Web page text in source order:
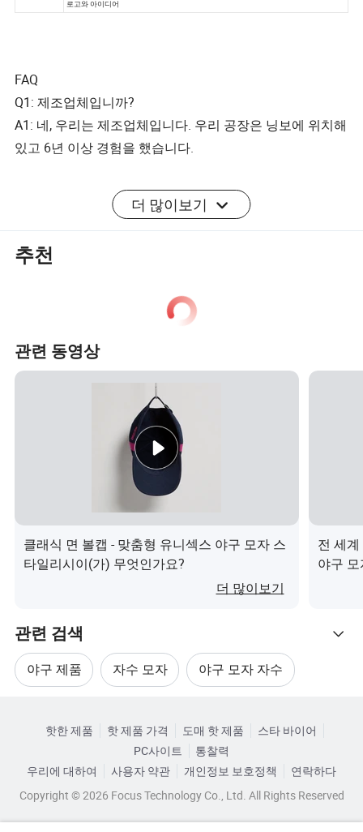
당신의 한도 및 만들기 전에 당신이 알아야 하는 정보 모자
재질
아크릴, BIO 워싱 면, 중량 브러시드 면, 안
모자/모자 스
5 패널 캡/모자, 6 패널 캡/모자, 7 패널 캡
론 모자/모자, 야구 모자/모자, 스탑
블랙 헤더 그레이 네이비 블루 로얄 블루.
상도 있습니다
3D 자수 로고, 평면 자수 로고, 자수 패치
FAQ
Q1: 제조업체입니까?
A1: 네, 우리는 제조업체입니다. 우리 공장은 닝보에 위치해
있고 6년 이상 경험을 했습니다.
Q2: 샘플을 무료로 받을 수 있습니까?
수 있습니다. 배송비를 부담하면 됩니다.
A3: MOQ는 보통 20pcs/색상/디자인입니다.
Q4: 디자인 로고가 있는 캡을 주문할 수 있습니까?
A4: 네, 로고를 디자인할 수 있습니다. 로고 디자인을 보내
기만 하면 됩니다. 참조용으로 샘플을 만들고 사진을 보냅
확인 및 복잡한 로고 또는 제작상의 경우, 당사는 귀하에게
최상의 제안을 제공합니다.
Q5 샘플 시간과 대량 생산 시간은 얼마입니까?
5000pcs 미만의 소량 주문의 경우 생산 시간은 10-15일입
다.
문제6. 이것이 우리의 첫 번째 협력이므로 품질 확인을 위
해 먼저 샘플 하나를 주문할 수 있습니까?
A6: 먼저 샘플을 채취하는 것은 괜찮지만, 회사 규정에 따라
검체 수수료를 청구해야 합니다. 대량 주문 시 1000Pcs 이
더 많이보기
추천
관련 동영상
클래식 면 볼캡 - 맞춤형 유니섹스 야구 모자 스
타일리시이(가) 무엇인가요?
더 많이보기
전 세
야구
관련 검색
야구 제품 자수 모자 야구 모자 자수
핫한 제품 핫 제품 가격 도매 핫 제품
스타 바이어
PC사이트
통찰력
우리에 대하여
사용자 약관 개인정보 보호정책
연락하다
Copyright © 2026 Focus Technology Co., Ltd. All Rights Reserved